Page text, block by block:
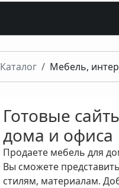
Каталог Мебель,
Готовые
дома и офиса
Продаете мебель для
Вы сможете
стилям, материалам.